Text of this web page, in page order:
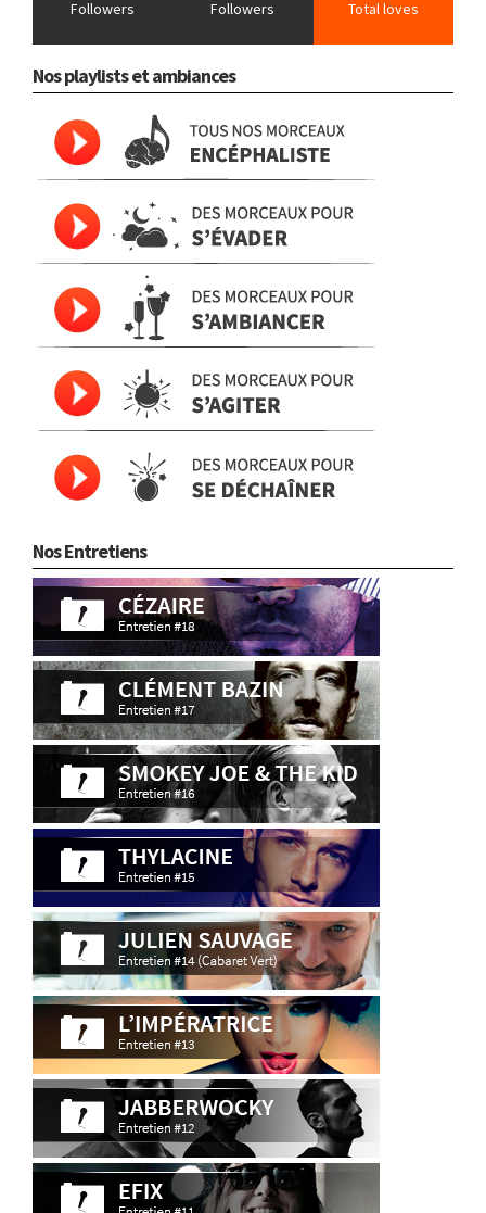
Followers
Followers
Total loves
Nos playlists et ambiances
Nos Entretiens